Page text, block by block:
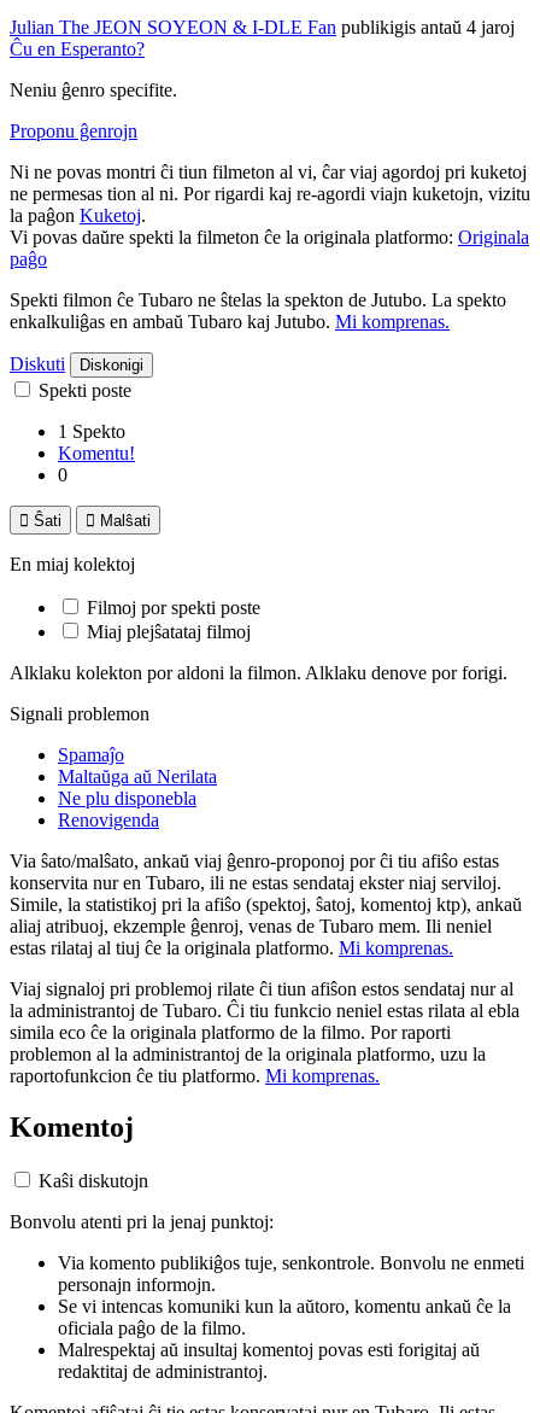
Julian The JEON SOYEON & I-DLE Fan publikigis antaŭ 4 jaroj
Ĉu en Esperanto?
Neniu ĝenro specifite.
Proponu ĝenrojn
Ni ne povas montri ĉi tiun filmeton al vi, ĉar viaj agordoj pri kuketoj
ne permesas tion al ni. Por rigardi kaj re-agordi viajn kuketojn, vizitu
la paĝon Kuketoj.
Vi povas daŭre spekti la filmeton ĉe la originala platformo: Originala
paĝo
Spekti filmon ĉe Tubaro ne ŝtelas la spekton de Jutubo. La spekto
enkalkuliĝas en ambaŭ Tubaro kaj Jutubo. Mi komprenas.
Diskuti Diskonigi
Spekti poste
1 Spekto
Komentu!
0
 Ŝati  Malŝati
En miaj kolektoj
Filmoj por spekti poste
Miaj plejŝatataj filmoj
Alklaku kolekton por aldoni la filmon. Alklaku denove por forigi.
Signali problemon
Spamaĵo
Maltaŭga aŭ Nerilata
Ne plu disponebla
Renovigenda
Via ŝato/malŝato, ankaŭ viaj ĝenro-proponoj por ĉi tiu afiŝo estas
konservita nur en Tubaro, ili ne estas sendataj ekster niaj serviloj.
Simile, la statistikoj pri la afiŝo (spektoj, ŝatoj, komentoj ktp), ankaŭ
aliaj atribuoj, ekzemple ĝenroj, venas de Tubaro mem. Ili neniel
estas rilataj al tiuj ĉe la originala platformo. Mi komprenas.
Viaj signaloj pri problemoj rilate ĉi tiun afiŝon estos sendataj nur al
la administrantoj de Tubaro. Ĉi tiu funkcio neniel estas rilata al ebla
simila eco ĉe la originala platformo de la filmo. Por raporti
problemon al la administrantoj de la originala platformo, uzu la
raportofunkcion ĉe tiu platformo. Mi komprenas.
Komentoj
Kaŝi diskutojn
Bonvolu atenti pri la jenaj punktoj:
Via komento publikiĝos tuje, senkontrole. Bonvolu ne enmeti
personajn informojn.
Se vi intencas komuniki kun la aŭtoro, komentu ankaŭ ĉe la
oficiala paĝo de la filmo.
Malrespektaj aŭ insultaj komentoj povas esti forigitaj aŭ
redaktitaj de administrantoj.